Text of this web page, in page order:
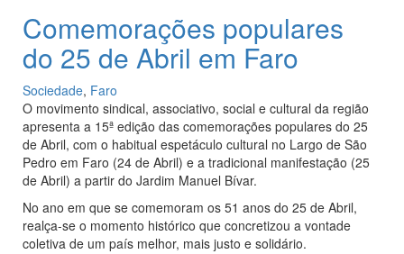
Comemorações populares
do 25 de Abril em Faro
Sociedade, Faro
O movimento sindical, associativo, social e cultural da região
apresenta a 15ª edição das comemorações populares do 25
de Abril, com o habitual espetáculo cultural no Largo de São
Pedro em Faro (24 de Abril) e a tradicional manifestação (25
de Abril) a partir do Jardim Manuel Bívar.
No ano em que se comemoram os 51 anos do 25 de Abril,
realça-se o momento histórico que concretizou a vontade
coletiva de um país melhor, mais justo e solidário.